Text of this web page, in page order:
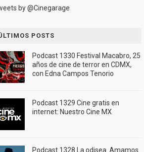
by @Cinegarage
POSTS
Podcast 1330 Festival Macabro, 25
años de cine de terror en CDMX,
con Edna Campos Tenorio
Podcast 1329 Cine gratis en
internet: Nuestro Cine MX
Podcast 1328 La odisea. Amamos